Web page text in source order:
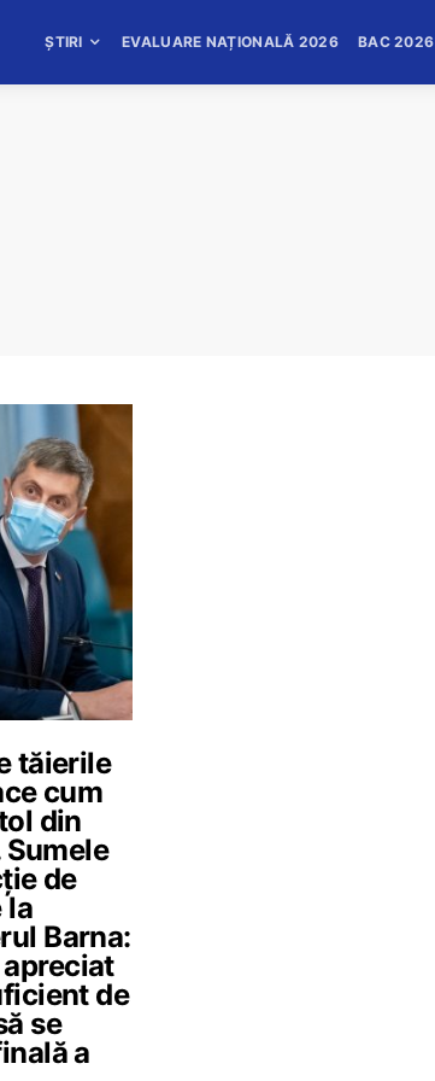
ȘTIRI EVALUARE NAȚIONALĂ 2026 BAC 2026
tăierile
cum
din
Sumele
de
la
Barna:
de
se
a